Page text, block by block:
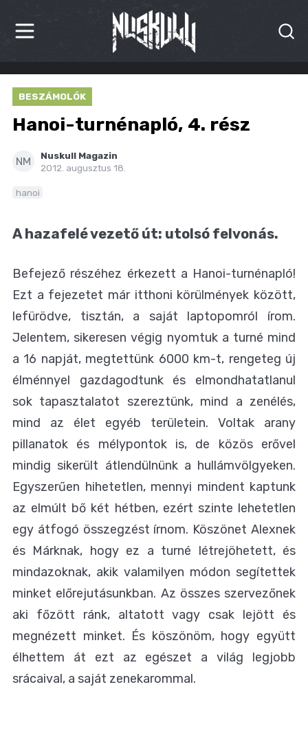
HÍREK
KRITIKÁK
INTERJÚK
KULT
MÁSVILÁG
BLOG
BESZÁMOLÓK
Hanoi-turnénapló, 4. rész
NM
Nuskull Magazin
2012. augusztus 18.
hanoi
A hazafelé vezető út: utolsó felvonás.
Befejező részéhez érkezett a Hanoi-turnénapló!
Ezt a fejezetet már itthoni körülmények között,
lefürödve, tisztán, a saját laptopomról írom.
Jelentem, sikeresen végig nyomtuk a turné mind
a 16 napját, megtettünk 6000 km-t, rengeteg új
élménnyel gazdagodtunk és elmondhatatlanul
sok tapasztalatot szereztünk, mind a zenélés,
mind az élet egyéb területein. Voltak arany
pillanatok és mélypontok is, de közös erővel
mindig sikerült átlendülnünk a hullámvölgyeken.
Egyszerűen hihetetlen, mennyi mindent kaptunk
az elmúlt bő két hétben, ezért szinte lehetetlen
egy átfogó összegzést írnom. Köszönet Alexnek
és Márknak, hogy ez a turné létrejöhetett, és
mindazoknak, akik valamilyen módon segítettek
minket előrejutásunkban. Az összes szervezőnek
aki főzött ránk, altatott vagy csak lejött és
megnézett minket. És köszönöm, hogy együtt
élhettem át ezt az egészet a világ legjobb
srácaival, a saját zenekarommal.